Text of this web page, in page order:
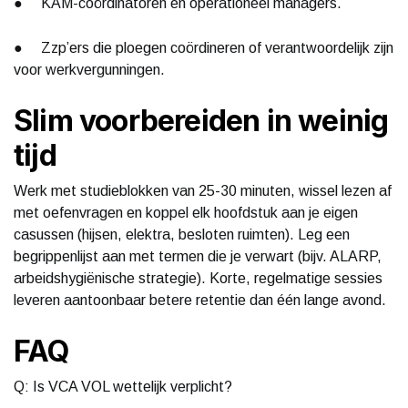
● Zzp’ers die ploegen coördineren of verantwoordelijk zijn
voor werkvergunningen.
Slim voorbereiden in weinig
tijd
Werk met studieblokken van 25-30 minuten, wissel lezen af
met oefenvragen en koppel elk hoofdstuk aan je eigen
casussen (hijsen, elektra, besloten ruimten). Leg een
begrippenlijst aan met termen die je verwart (bijv. ALARP,
arbeidshygiënische strategie). Korte, regelmatige sessies
leveren aantoonbaar betere retentie dan één lange avond.
FAQ
Q: Is VCA VOL wettelijk verplicht?